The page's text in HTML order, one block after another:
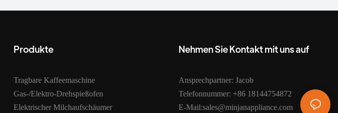
Produkte
Tragbare Kaffeemaschine
Gas-/Elektro-Drehspießofen
Elektrischer Milchaufschäumer
Nehmen Sie Kontakt mit uns auf
Ansprechpartner: Jacob
Telefonnummer: +86 18144754872
E-Mail:sales@minjanappliance.com